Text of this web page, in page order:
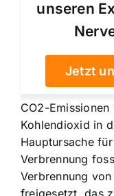
unseren
Jetzt
CO2-
Kohlendioxid in
Hauptursache
Verbrennung
Verbrennung
freigesetzt, das